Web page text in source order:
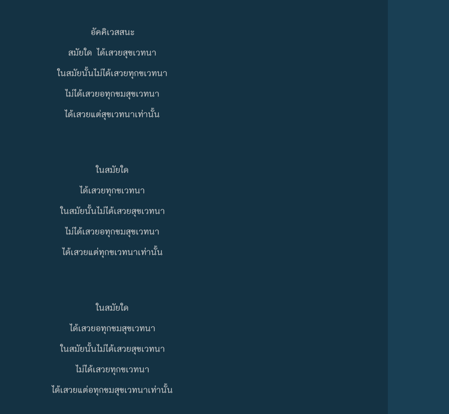
อัคคิเวสสนะ
สมัยใด ได้เสวยสุขเวทนา
ในสมัยนั้นไม่ได้เสวยทุกขเวทนา
ไม่ได้เสวยอทุกขมสุขเวทนา
ได้เสวยแต่สุขเวทนาเท่านั้น
ในสมัยใด
ได้เสวยทุกขเวทนา
ในสมัยนั้นไม่ได้เสวยสุขเวทนา
ไม่ได้เสวยอทุกขมสุขเวทนา
ได้เสวยแต่ทุกขเวทนาเท่านั้น
ในสมัยใด
ได้เสวยอทุกขมสุขเวทนา
ในสมัยนั้นไม่ได้เสวยสุขเวทนา
ไม่ได้เสวยทุกขเวทนา
ได้เสวยแต่อทุกขมสุขเวทนาเท่านั้น